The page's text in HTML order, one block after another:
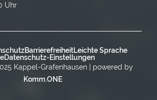
- 12:00 Uhr
BarrierefreiheitLeichte Sprache
Datenschutz-Einstellungen
Kappel-Grafenhausen | powered by
Komm.ONE